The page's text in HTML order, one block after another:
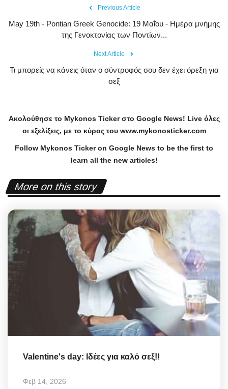
Previous Article
May 19th - Pontian Greek Genocide: 19 Μαΐου - Ημέρα μνήμης
της Γενοκτονίας των Ποντίων...
Next Article
Τι μπορείς να κάνεις όταν ο σύντροφός σου δεν έχει όρεξη για
σεξ
Ακολούθησε το Mykonos Tickerστο Google News! Liveόλες
οι εξελίξεις, με το κύρος του www.mykonosticker.com
Follow Mykonos Ticker on Google News to be the first to
learn all the new articles!
More on this story
Valentine's day: Ιδέες για καλό σεξ!!
Φεβ 14, 2026